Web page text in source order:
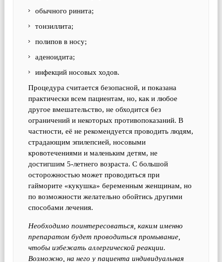
обычного ринита;
тонзиллита;
полипов в носу;
аденоидита;
инфекций носовых ходов.
Процедура считается безопасной, и показана
практически всем пациентам, но, как и любое
другое вмешательство, не обходится без
ограничений и некоторых противопоказаний. В
частности, её не рекомендуется проводить людям,
страдающим эпилепсией, носовыми
кровотечениями и маленьким детям, не
достигшим 5-летнего возраста. С большой
осторожностью может проводиться при
гайморите «кукушка» беременным женщинам, но
по возможности желательно обойтись другими
способами лечения.
Необходимо поинтересоваться, каким именно
препаратом будет проводиться промывание,
чтобы избежать аллергической реакции.
Возможно, на него у пациента индивидуальная